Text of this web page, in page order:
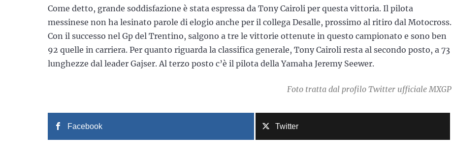
Come detto, grande soddisfazione è stata espressa da Tony Cairoli per questa vittoria. Il pilota
messinese non ha lesinato parole di elogio anche per il collega Desalle, prossimo al ritiro dal Motocross.
Con il successo nel Gp del Trentino, salgono a tre le vittorie ottenute in questo campionato e sono ben
92 quelle in carriera. Per quanto riguarda la classifica generale, Tony Cairoli resta al secondo posto, a 73
lunghezze dal leader Gajser. Al terzo posto c’è il pilota della Yamaha Jeremy Seewer.
Foto tratta dal profilo Twitter ufficiale MXGP
Facebook Twitter